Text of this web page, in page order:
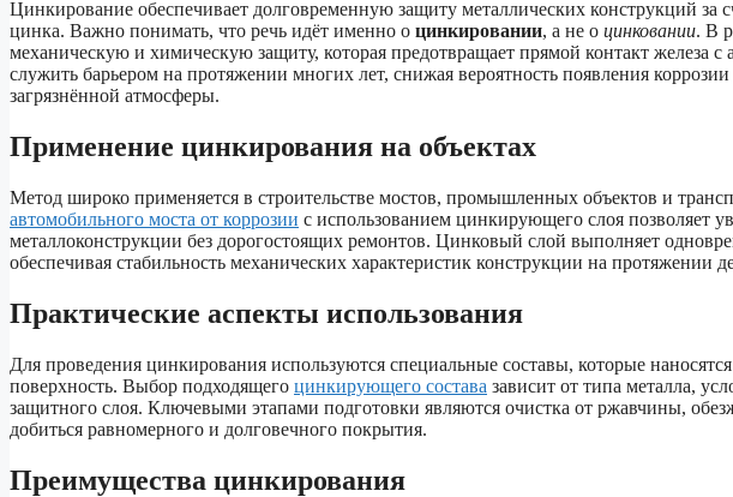
Цинкирование обеспечивает долговременную защиту металлических конструкций за
цинка. Важно понимать, что речь идёт именно о цинкировании, а не о цинковании. В
механическую и химическую защиту, которая предотвращает прямой контакт железа
служить барьером на протяжении многих лет, снижая вероятность появления
загрязнённой атмосферы.
Применение цинкирования на объектах
Метод широко применяется в строительстве мостов, промышленных объектов и
автомобильного моста от коррозии с использованием цинкирующего слоя позволяет
металлоконструкции без дорогостоящих ремонтов. Цинковый слой выполняет
обеспечивая стабильность механических характеристик конструкции на протяжении
Практические аспекты использования
Для проведения цинкирования используются специальные составы, которые
поверхность. Выбор подходящего цинкирующего состава зависит от типа металла,
защитного слоя. Ключевыми этапами подготовки являются очистка от ржавчины,
добиться равномерного и долговечного покрытия.
Преимущества цинкирования